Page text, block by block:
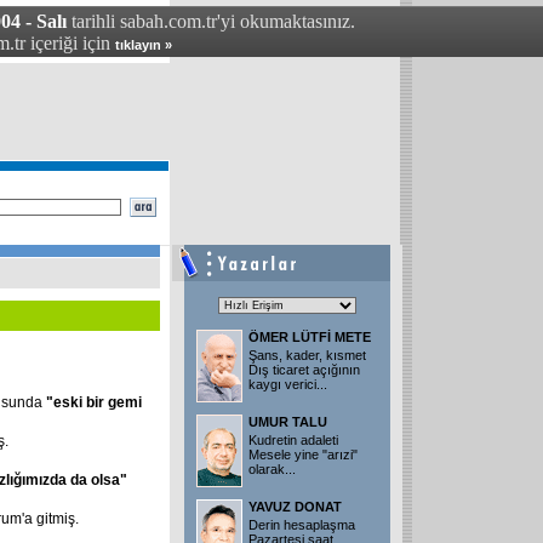
- Salı tarihli sabah.com.tr'yi okumaktasınız.
içeriği için tıklayın »
"eski bir gemi
da olsa"
gitmiş.
ÖMER LÜTFİ METE
Şans, kader, kısmet
Dış ticaret açığının
kaygı verici
UMUR TALU
Kudretin adaleti
Mesele yine "arızi"
olarak
YAVUZ DONAT
Derin hesaplaşma
Pazartesi saat